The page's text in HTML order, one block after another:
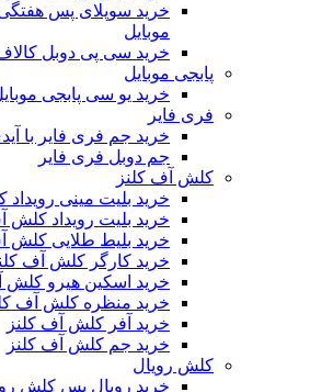
خرید سوپلای پس هفتگی
موبایل
خرید سی پی دوبل
پابجی موبایل
خرید یو سی پابجی
فری فایر
خرید جم فری فایر با
جم دوبل فری فایر
کلش آف کلنز
خرید بلیت مینی
خرید بلیت رویداد کلش
خرید بلیط طلایی کلش
خرید کارگر کلش آف
خرید اسکین هیرو کلش
خرید منظره کلش آف
خرید آفر کلش آف کلنز
خرید جم کلش آف کلنز
کلش رویال
خرید رویال پس کلش